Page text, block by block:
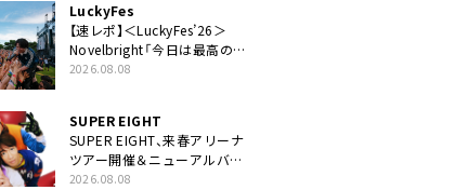
LuckyFes
【速レポ】＜LuckyFes’26＞
Novelbright「今日は最高のフ
ェス日和。最高の休日を、最
2026.08.08
SUPER EIGHT
SUPER EIGHT、来春アリーナ
ツアー開催＆ニューアルバム
発売決定げるEP『ダンダー
2026.08.08